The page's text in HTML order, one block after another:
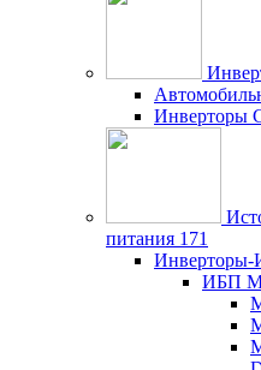
Инверторы
питания 171
ИБП